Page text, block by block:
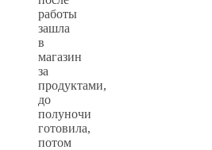
работы
зашла
в
магазин
за
продуктами,
до
полуночи
готовила,
потом